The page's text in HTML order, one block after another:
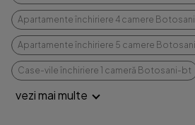
Apartamente închiriere 4 camere
Apartamente închiriere 5 camere
Case-vile închiriere 1 cameră Botosani-bt
vezi mai multe